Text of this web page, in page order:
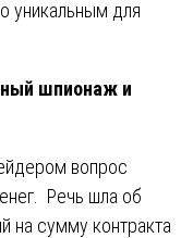
уникальным для
шпионаж и
вопрос
Речь шла об
на сумму контракта